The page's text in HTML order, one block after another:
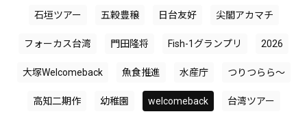
石垣ツアー 五穀豊穣 日台友好 尖閣アカマチ
フォーカス台湾 門田隆将 Fish-1グランプリ 2026
大塚Welcomeback 魚食推進 水産庁 つりつらら〜
高知二期作 幼稚園 welcomeback 台湾ツアー